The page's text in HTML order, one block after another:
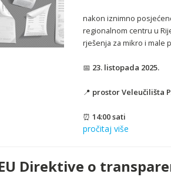
nakon iznimno
regionalnom centru u
rješenja za mikro i male
📅 23. listopada 2025.
📍 prostor Veleučilišta
⏰ 14:00 sati
pročitaj više
Direktive o